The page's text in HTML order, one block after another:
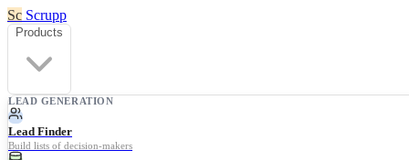
Sc Scrupp
Products
LEAD GENERATION
Lead Finder
Build lists of decision-makers